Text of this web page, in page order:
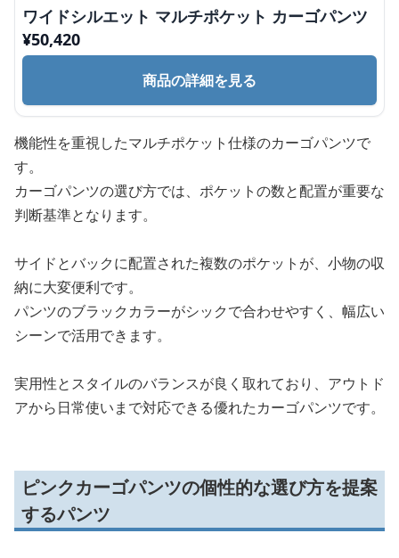
ワイドシルエット マルチポケット カーゴパンツ
¥50,420
商品の詳細を見る
機能性を重視したマルチポケット仕様のカーゴパンツで
す。
カーゴパンツの選び方では、ポケットの数と配置が重要な
判断基準となります。
サイドとバックに配置された複数のポケットが、小物の収
納に大変便利です。
パンツのブラックカラーがシックで合わせやすく、幅広い
シーンで活用できます。
実用性とスタイルのバランスが良く取れており、アウトド
アから日常使いまで対応できる優れたカーゴパンツです。
ピンクカーゴパンツの個性的な選び方を提案
するパンツ